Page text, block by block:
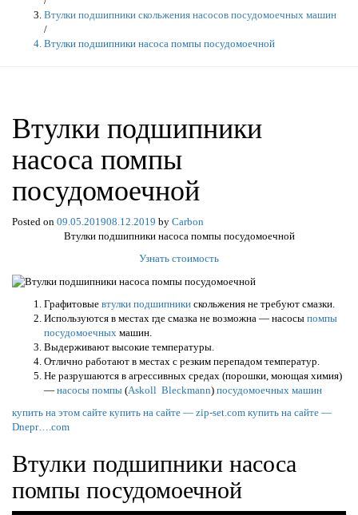
Втулки подшипники скольжения насосов посудомоечных машин
/
Втулки подшипники насоса помпы посудомоечной
Втулки подшипники
насоса помпы
посудомоечной
Posted on 09.05.201908.12.2019 by Carbon
Втулки подшипники насоса помпы посудомоечной
Узнать стоимость
Графитовые втулки подшипники скольжения не требуют смазки.
Используются в местах где смазка не возможна — насосы помпы
посудомоечных машин.
Выдерживают высокие температуры.
Отлично работают в местах с резким перепадом температур.
Не разрушаются в агрессивных средах (порошки, моющая химия)
— насосы помпы (Askoll Bleckmann) посудомоечных машин
купить на этом сайте купить на сайте — zip-set.com купить на сайте —
Dnepr….com
Втулки подшипники насоса
помпы посудомоечной